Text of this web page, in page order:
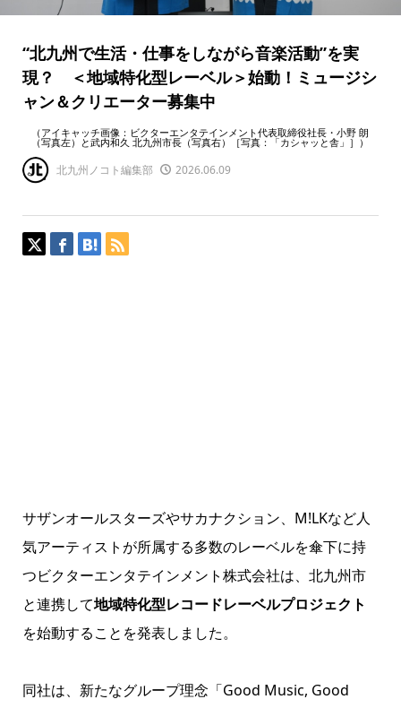
“北九州で生活・仕事をしながら音楽活動”を実
現？ ＜地域特化型レーベル＞始動！ミュージシ
ャン＆クリエーター募集中
（アイキャッチ画像：ビクターエンタテインメント代表取締役社長・小野 朗
（写真左）と武内和久 北九州市長（写真右）［写真：「カシャッと舎」］）
北九州ノコト編集部 2026.06.09
サザンオールスターズやサカナクション、M!LKなど人
気アーティストが所属する多数のレーベルを傘下に持
つビクターエンタテインメント株式会社は、北九州市
と連携して地域特化型レコードレーベルプロジェクト
を始動することを発表しました。
同社は、新たなグループ理念「Good Music, Good